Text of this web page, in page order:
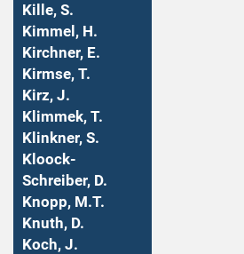
Kille, S.
Kimmel, H.
Kirchner, E.
Kirmse, T.
Kirz, J.
Klimmek, T.
Klinkner, S.
Kloock-
Schreiber, D.
Knopp, M.T.
Knuth, D.
Koch, J.